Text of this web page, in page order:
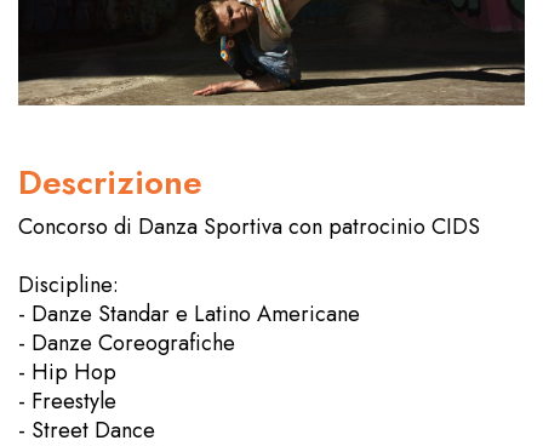
Descrizione
Concorso di Danza Sportiva con patrocinio CIDS
Discipline:
- Danze Standar e Latino Americane
- Danze Coreografiche
- Hip Hop
- Freestyle
- Street Dance